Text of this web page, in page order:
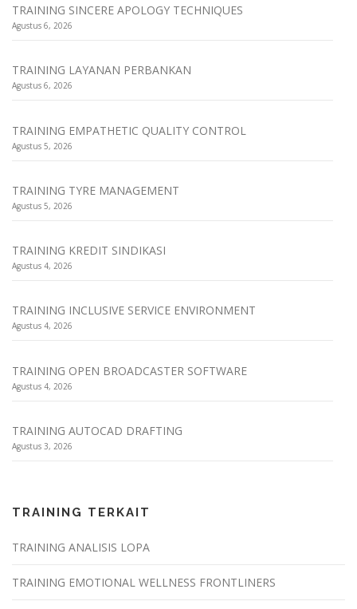
TRAINING SINCERE APOLOGY TECHNIQUES
Agustus 6, 2026
TRAINING LAYANAN PERBANKAN
Agustus 6, 2026
TRAINING EMPATHETIC QUALITY CONTROL
Agustus 5, 2026
TRAINING TYRE MANAGEMENT
Agustus 5, 2026
TRAINING KREDIT SINDIKASI
Agustus 4, 2026
TRAINING INCLUSIVE SERVICE ENVIRONMENT
Agustus 4, 2026
TRAINING OPEN BROADCASTER SOFTWARE
Agustus 4, 2026
TRAINING AUTOCAD DRAFTING
Agustus 3, 2026
TRAINING TERKAIT
TRAINING ANALISIS LOPA
TRAINING EMOTIONAL WELLNESS FRONTLINERS